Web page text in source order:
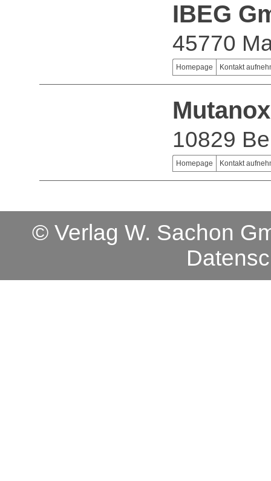
IBEG
45770
Homepage Kontakt
10829
Homepage Kontakt
© Verlag W. Sachon